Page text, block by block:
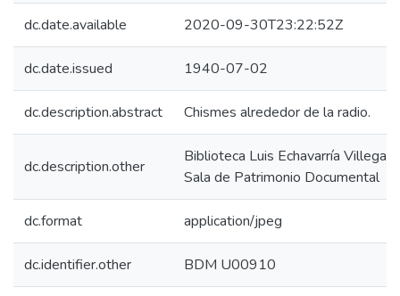
dc.date.available 2020-09-30T23:22:52Z
dc.date.issued 1940-07-02
dc.description.abstract Chismes alrededor de la radio.
dc.description.other
Biblioteca Luis Echavarría Villegas,
Sala de Patrimonio Documental
dc.format application/jpeg
dc.identifier.other BDM U00910